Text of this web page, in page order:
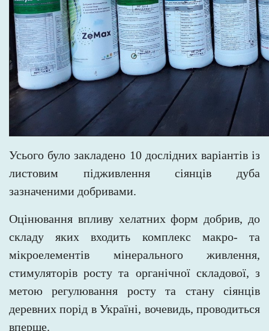
Усього було закладено 10 дослідних варіантів із
листовим підживлення сіянців дуба
зазначеними добривами.
Оцінювання впливу хелатних форм добрив, до
складу яких входить комплекс макро- та
мікроелементів мінерального живлення,
стимуляторів росту та органічної складової, з
метою регулювання росту та стану сіянців
деревних порід в Україні, вочевидь, проводиться
вперше.